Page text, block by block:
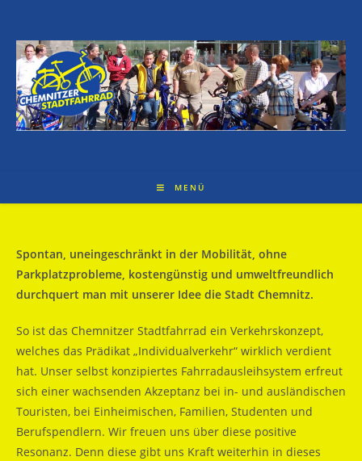
springen
MENÜ
Spontan, uneingeschränkt in der Mobilität, ohne
Parkplatzprobleme, kostengünstig und umweltfreundlich
durchquert man mit unserer Idee die Stadt Chemnitz.
So ist das Chemnitzer Stadtfahrrad ein Verkehrskonzept,
welches das Prädikat „Individualverkehr“ wirklich verdient
hat. Unser selbst konzipiertes Fahrradausleihsystem erfreut
sich einer wachsenden Akzeptanz bei in- und ausländischen
Touristen, bei Einheimischen, Familien, Studenten und
Berufspendlern. Wir freuen uns über diese positive
Resonanz. Denn diese gibt uns Kraft weiterhin in dieses